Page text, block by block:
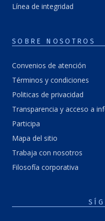
Línea de integridad
SOBRE NOSOTROS
Convenios de atención
Términos y condiciones
Politicas de privacidad
Transparencia y acceso a
Participa
Mapa del sitio
Trabaja con nosotros
Filosofía corporativa